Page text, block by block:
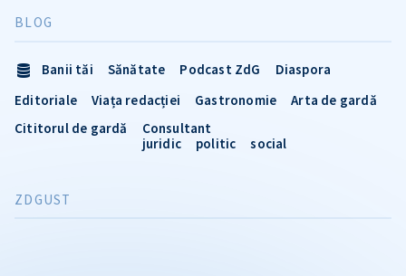
BLOG
Banii tăi Sănătate Podcast ZdG
Diaspora
Editoriale
Viața redacției Gastronomie
Arta de gardă
Cititorul de gardă
Consultant
juridic
politic social
ZDGUST